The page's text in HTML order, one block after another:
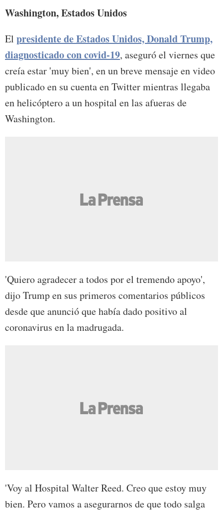
Washington, Estados Unidos
El presidente de Estados Unidos, Donald Trump,
diagnosticado con covid-19, aseguró el viernes que
creía estar 'muy bien', en un breve mensaje en video
publicado en su cuenta en Twitter mientras llegaba
en helicóptero a un hospital en las afueras de
Washington.
'Quiero agradecer a todos por el tremendo apoyo',
dijo Trump en sus primeros comentarios públicos
desde que anunció que había dado positivo al
coronavirus en la madrugada.
'Voy al Hospital Walter Reed. Creo que estoy muy
bien. Pero vamos a asegurarnos de que todo salga